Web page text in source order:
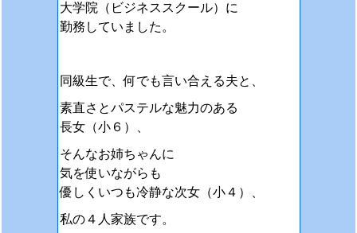
大学院（ビジネススクール）に
勤務していました。
同級生で、何でも言い合える夫と、
素直さとパステルな魅力のある
長女（小６）、
そんなお姉ちゃんに
気を使いながらも
優しくいつも冷静な次女（小４）、
私の４人家族です。